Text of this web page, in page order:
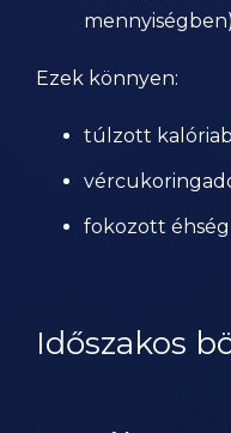
mennyiségben)
Ezek könnyen:
túlzott
fokozott
Időszakos